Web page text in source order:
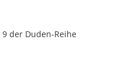
der Duden-Reihe